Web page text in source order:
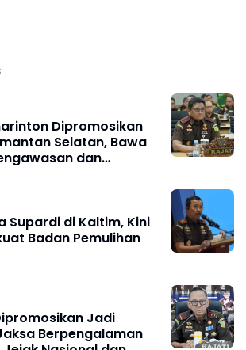
Dipromosikan
Selatan, Bawa
dan
Supardi di Kaltim, Kini
Badan Pemulihan
Jadi
Berpengalaman